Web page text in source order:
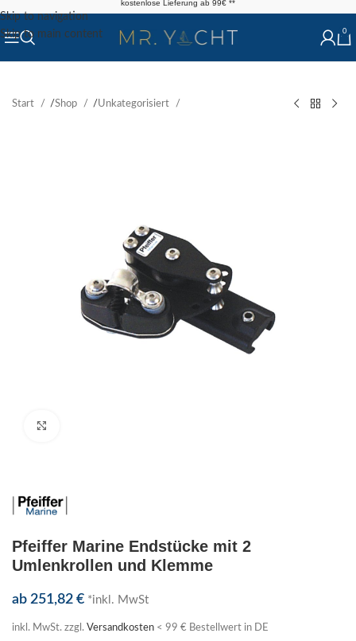
Skip to navigation
Skip to main content
kostenlose Lieferung ab 99€ **
0
Start /Shop /Unkategorisiert
Pfeiffer Marine Endstücke mit 2
Umlenkrollen und Klemme
ab 251,82 € *inkl. MwSt
inkl. MwSt. zzgl. Versandkosten < 99 € Bestellwert in DE